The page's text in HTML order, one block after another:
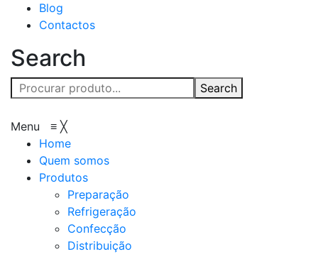
Blog
Contactos
Search
Search
Menu ≡ ╳
Home
Quem somos
Produtos
Preparação
Refrigeração
Confecção
Distribuição